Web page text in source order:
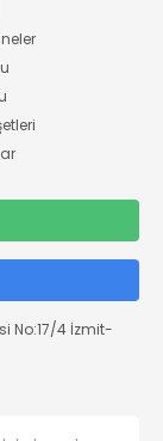
No:17/4 İzmit-